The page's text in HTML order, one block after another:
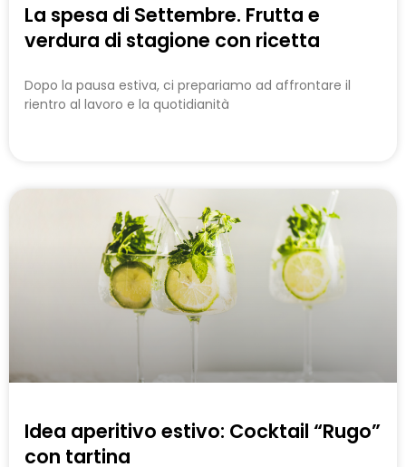
La spesa di Settembre. Frutta e
verdura di stagione con ricetta
Dopo la pausa estiva, ci prepariamo ad affrontare il
rientro al lavoro e la quotidianità
Idea aperitivo estivo: Cocktail “Rugo”
con tartina